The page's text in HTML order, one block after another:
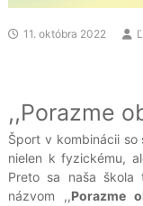
11. októbra 2022
,,Porazme
Šport v kombinácii
nielen k fyzickému,
Preto sa naša
názvom ,,Porazme